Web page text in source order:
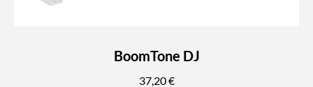
BoomTone DJ
37,20 €